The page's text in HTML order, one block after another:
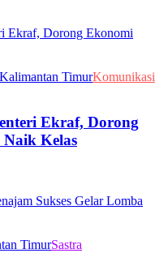
Kalimantan TimurKomunikasi
Ekraf, Dorong
Kelas
TimurSastra